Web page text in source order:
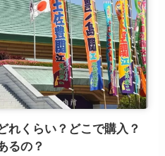
れくらい？どこで購入？
るの？